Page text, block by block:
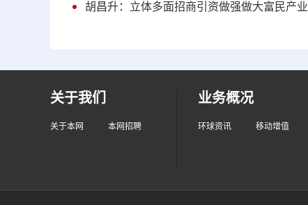
胡昌升：立体多面招商引资做强做大富民产业
关于我们
关于本网 本网招聘
业务概况
环球资讯 移动增值